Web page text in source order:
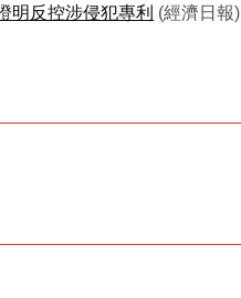
明反控涉侵犯專利 (經濟日報)